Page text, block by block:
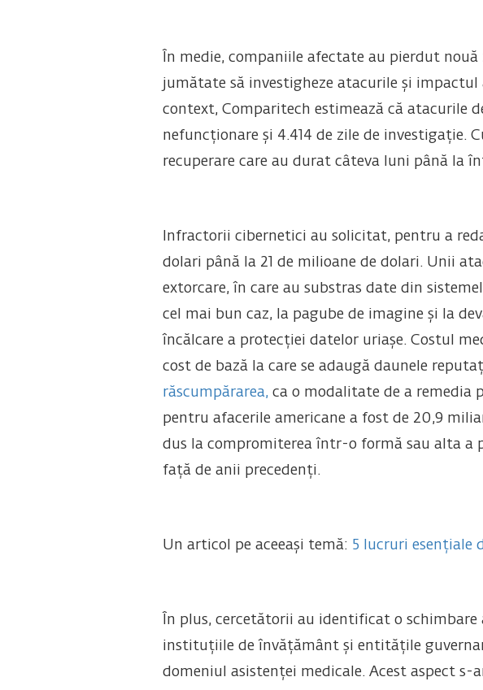
În medie, companiile afectate au pierdut
jumătate să investigheze atacurile și
context, Comparitech estimează că atacurile
nefuncționare și 4.414 de zile de investigație.
recuperare care au durat câteva luni până la
Infractorii cibernetici au solicitat, pentru a
dolari până la 21 de milioane de dolari. Unii
extorcare, în care au substras date din
cel mai bun caz, la pagube de imagine și la
încălcare a protecției datelor uriașe. Costul
cost de bază la care se adaugă daunele
răscumpărarea,ca o modalitate de a remedia
pentru afacerile americane a fost de 20,9
dus la compromiterea într-o formă sau alta a
față de anii precedenți.
Un articol pe aceeași temă: 5 lucruri esențiale
În plus, cercetătorii au identificat o
instituțiile de învățământ și entitățile
domeniul asistenței medicale. Acest aspect